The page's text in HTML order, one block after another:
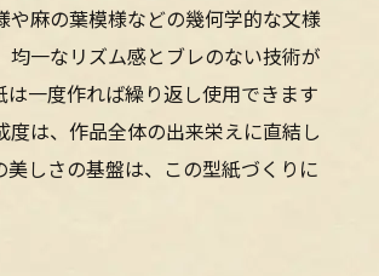
や麻の葉模様などの幾何学的な文様
均一なリズム感とブレのない技術が
は一度作れば繰り返し使用できます
度は、作品全体の出来栄えに直結し
美しさの基盤は、この型紙づくりに